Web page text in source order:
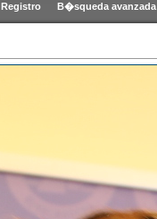
Registro B�squeda avanzada